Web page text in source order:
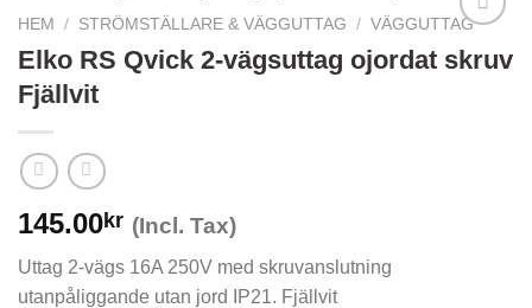
HEM / STRÖMSTÄLLARE & VÄGGUTTAG / VÄGGUTTAG
Elko RS Qvick 2-vägsuttag ojordat skruv
Fjällvit
145.00kr (Incl. Tax)
Uttag 2-vägs 16A 250V med skruvanslutning
utanpåliggande utan jord IP21. Fjällvit